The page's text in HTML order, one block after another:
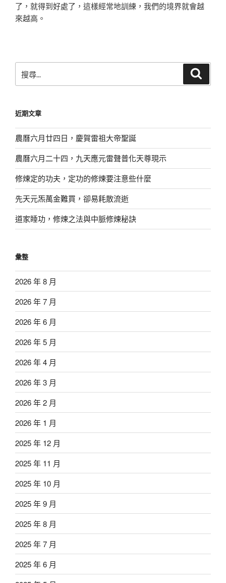
了，就得到好處了，這樣經常地訓練，我們的境界就會越
來越高。
尋
字:
近期文章
農曆六月廿四日，慶賀雷祖大帝聖誕
農曆六月二十四，九天應元雷聲普化天尊現示
修煉定的功夫，定功的修煉要注意些什麼
先天元炁萬金難買，卻易耗散流逝
道家睡功，修煉之法與中脈修煉秘訣
彙整
2026 年 8 月
2026 年 7 月
2026 年 6 月
2026 年 5 月
2026 年 4 月
2026 年 3 月
2026 年 2 月
2026 年 1 月
2025 年 12 月
2025 年 11 月
2025 年 10 月
2025 年 9 月
2025 年 8 月
2025 年 7 月
2025 年 6 月